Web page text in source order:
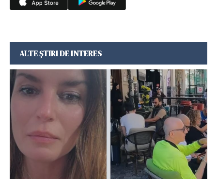
ALTE ȘTIRI DE INTERES